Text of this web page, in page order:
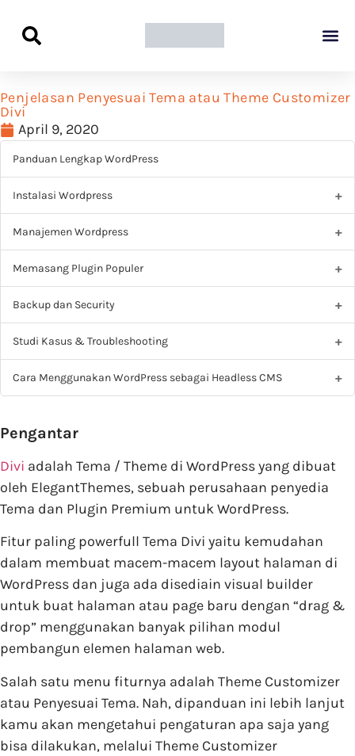
Penjelasan Penyesuai Tema atau Theme Customizer
Divi
April 9, 2020
Panduan Lengkap WordPress
Instalasi Wordpress
Manajemen Wordpress
Memasang Plugin Populer
Backup dan Security
Studi Kasus & Troubleshooting
Cara Menggunakan WordPress sebagai Headless CMS
Pengantar
Divi adalah Tema / Theme di WordPress yang dibuat
oleh ElegantThemes, sebuah perusahaan penyedia
Tema dan Plugin Premium untuk WordPress.
Fitur paling powerfull Tema Divi yaitu kemudahan
dalam membuat macem-macem layout halaman di
WordPress dan juga ada disediain visual builder
untuk buat halaman atau page baru dengan “drag &
drop” menggunakan banyak pilihan modul
pembangun elemen halaman web.
Salah satu menu fiturnya adalah Theme Customizer
atau Penyesuai Tema. Nah, dipanduan ini lebih lanjut
kamu akan mengetahui pengaturan apa saja yang
bisa dilakukan, melalui Theme Customizer